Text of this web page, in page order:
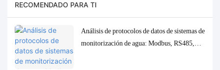
RECOMENDADO PARA TI
Análisis de protocolos de datos de sistemas de
monitorización de agua: Modbus, RS485,